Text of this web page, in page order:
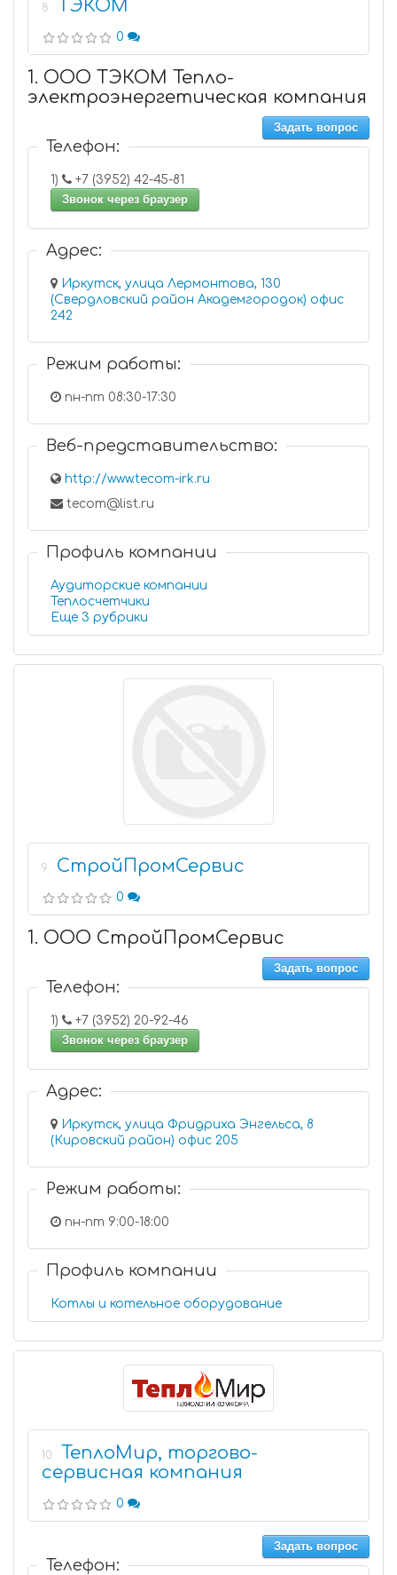
8 ТЭКОМ
0
1. ООО ТЭКОМ Тепло-
электроэнергетическая компания
Задать вопрос
Телефон:
1)
+7 (3952) 42-45-81
Звонок через браузер
Адрес:
Иркутск, улица Лермонтова, 130
(Свердловский район Академгородок) офис
242
Режим работы:
пн-пт 08:30-17:30
Веб-представительство:
http://www.tecom-irk.ru
tecom@list.ru
Профиль компании
Аудиторские компании
Теплосчетчики
Еще 3 рубрики
9 СтройПромСервис
0
1. ООО СтройПромСервис
Задать вопрос
Телефон:
1)
+7 (3952) 20-92-46
Звонок через браузер
Адрес:
Иркутск, улица Фридриха Энгельса, 8
(Кировский район) офис 205
Режим работы:
пн-пт 9:00-18:00
Профиль компании
Котлы и котельное оборудование
10
ТеплоМир, торгово-
сервисная компания
0
Задать вопрос
Телефон: